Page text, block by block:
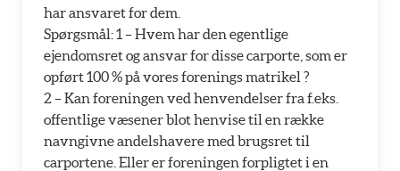
har ansvaret for dem.
Spørgsmål: 1 – Hvem har den egentlige
ejendomsret og ansvar for disse carporte, som er
opført 100 % på vores forenings matrikel ?
2 – Kan foreningen ved henvendelser fra f.eks.
offentlige væsener blot henvise til en række
navngivne andelshavere med brugsret til
carportene. Eller er foreningen forpligtet i en